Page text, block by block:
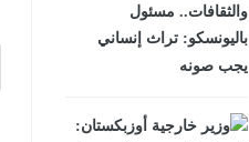
والثقافات.. مسئول
باليونسكو: تراث إنساني
يجب صونه